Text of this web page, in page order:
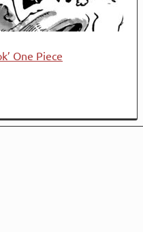
One Piece